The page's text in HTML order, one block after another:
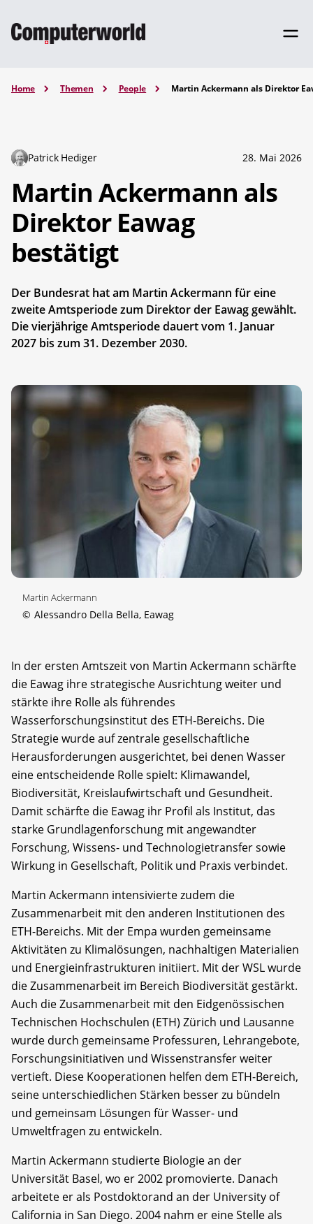
Home Themen People Martin Ackermann als Direktor
Patrick Hediger 28. Mai 2026
Martin Ackermann als
Direktor Eawag
bestätigt
Der Bundesrat hat am Martin Ackermann für eine
zweite Amtsperiode zum Direktor der Eawag gewählt.
Die vierjährige Amtsperiode dauert vom 1. Januar
2027 bis zum 31. Dezember 2030.
Martin Ackermann
© Alessandro Della Bella, Eawag
In der ersten Amtszeit von Martin Ackermann schärfte
die Eawag ihre strategische Ausrichtung weiter und
stärkte ihre Rolle als führendes
Wasserforschungsinstitut des ETH-Bereichs. Die
Strategie wurde auf zentrale gesellschaftliche
Herausforderungen ausgerichtet, bei denen Wasser
eine entscheidende Rolle spielt: Klimawandel,
Biodiversität, Kreislaufwirtschaft und Gesundheit.
Damit schärfte die Eawag ihr Profil als Institut, das
starke Grundlagenforschung mit angewandter
Forschung, Wissens- und Technologietransfer sowie
Wirkung in Gesellschaft, Politik und Praxis verbindet.
Martin Ackermann intensivierte zudem die
Zusammenarbeit mit den anderen Institutionen des
ETH-Bereichs. Mit der Empa wurden gemeinsame
Aktivitäten zu Klimalösungen, nachhaltigen Materialien
und Energieinfrastrukturen initiiert. Mit der WSL wurde
die Zusammenarbeit im Bereich Biodiversität gestärkt.
Auch die Zusammenarbeit mit den Eidgenössischen
Technischen Hochschulen (ETH) Zürich und Lausanne
wurde durch gemeinsame Professuren, Lehrangebote,
Forschungsinitiativen und Wissenstransfer weiter
vertieft. Diese Kooperationen helfen dem ETH-Bereich,
seine unterschiedlichen Stärken besser zu bündeln
und gemeinsam Lösungen für Wasser- und
Umweltfragen zu entwickeln.
Martin Ackermann studierte Biologie an der
Universität Basel, wo er 2002 promovierte. Danach
arbeitete er als Postdoktorand an der University of
California in San Diego. 2004 nahm er eine Stelle als